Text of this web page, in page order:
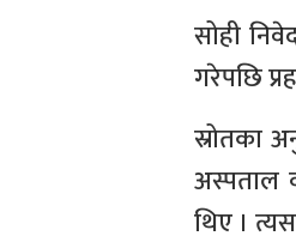
सोही
गरेपछि
स्रोतका
अस्पताल
थिए ।